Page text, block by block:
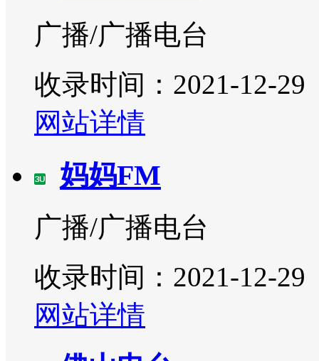
广播/广播电台
收录时间：2021-12-29
网站详情
妈妈FM
广播/广播电台
收录时间：2021-12-29
网站详情